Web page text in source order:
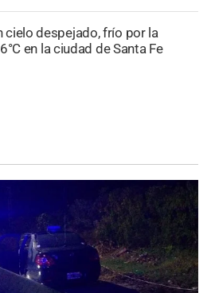
cielo despejado, frío por la
en la ciudad de Santa Fe